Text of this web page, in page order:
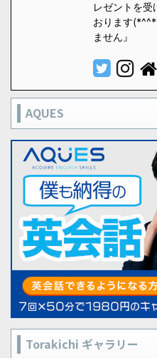
レゼントを受
おります
ません』
AQUES
Torakichi ギャラリー